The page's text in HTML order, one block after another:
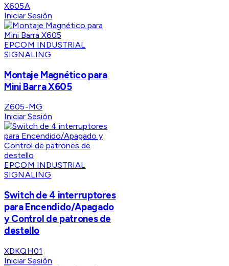
X605A
Iniciar Sesión
EPCOM INDUSTRIAL
SIGNALING
Montaje Magnético para
Mini Barra X605
Z605-MG
Iniciar Sesión
EPCOM INDUSTRIAL
SIGNALING
Switch de 4 interruptores
para Encendido/Apagado
y Control de patrones de
destello
XDKQH01
Iniciar Sesión